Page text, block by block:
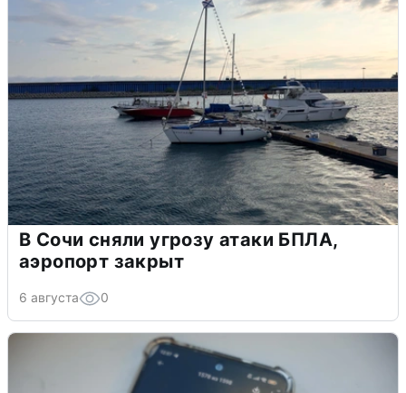
В Сочи сняли угрозу атаки БПЛА,
аэропорт закрыт
6 августа 0